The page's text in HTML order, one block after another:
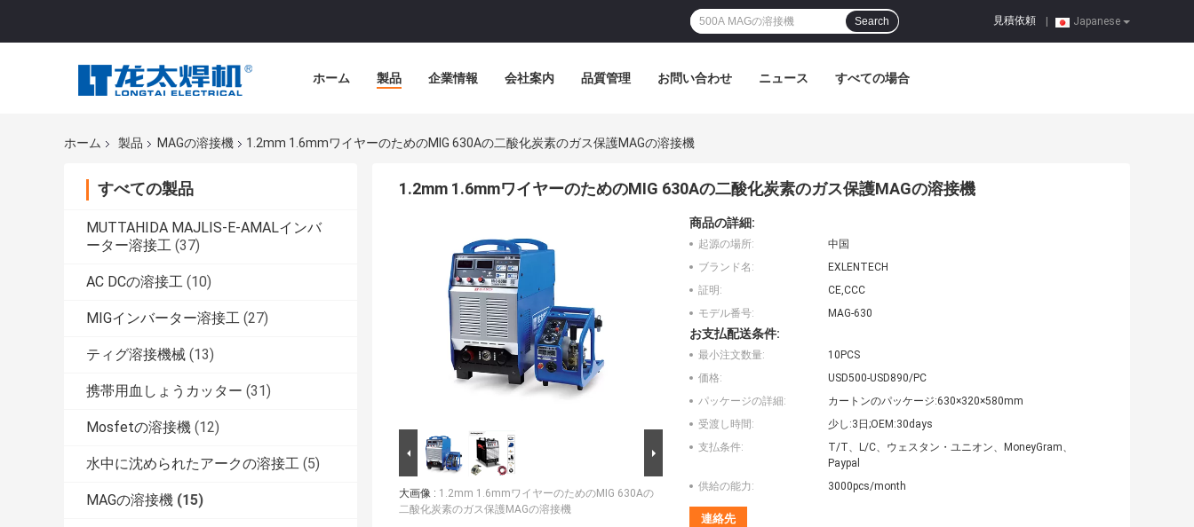
Japanese
見積依頼
Search
ホーム 製品 企業情報 会社案内 品質管理 お問い合わせ ニュース すべての場合
ホーム 製品 MAGの溶接機 1.2mm 1.6mmワイヤーのためのMIG 630Aの二酸化炭素のガス保護MAGの溶接機
すべての製品
MUTTAHIDA MAJLIS-E-AMALインバ
ーター溶接工 (37)
AC DCの溶接工 (10)
MIGインバーター溶接工 (27)
ティグ溶接機械 (13)
携帯用血しょうカッター (31)
Mosfetの溶接機 (12)
水中に沈められたアークの溶接工 (5)
MAGの溶接機 (15)
1.2mm 1.6mmワイヤーのためのMIG 630Aの二酸化炭素のガス保護MAGの溶接機
大画像 : 1.2mm 1.6mmワイヤーのためのMIG 630Aの
二酸化炭素のガス保護MAGの溶接機
商品の詳細:
起源の場所:
中国
ブランド名:
EXLENTECH
証明:
CE,CCC
モデル番号:
MAG-630
お支払配送条件:
最小注文数量:
10PCS
価格:
USD500-USD890/PC
パッケージの詳細:
カートンのパッケージ:630×320×580mm
受渡し時間:
少し:3日;OEM:30days
支払条件:
T/T、L/C、ウェスタン・ユニオン、MoneyGram、
Paypal
供給の能力:
3000pcs/month
連絡先